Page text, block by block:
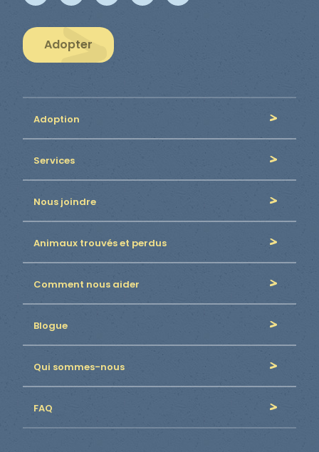
Adopter
Adoption
Services
Nous joindre
Animaux trouvés et perdus
Comment nous aider
Blogue
Qui sommes-nous
FAQ